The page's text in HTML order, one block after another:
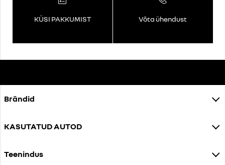
KÜSI PAKKUMIST Võta ühendust
Brändid
KASUTATUD AUTOD
Teenindus